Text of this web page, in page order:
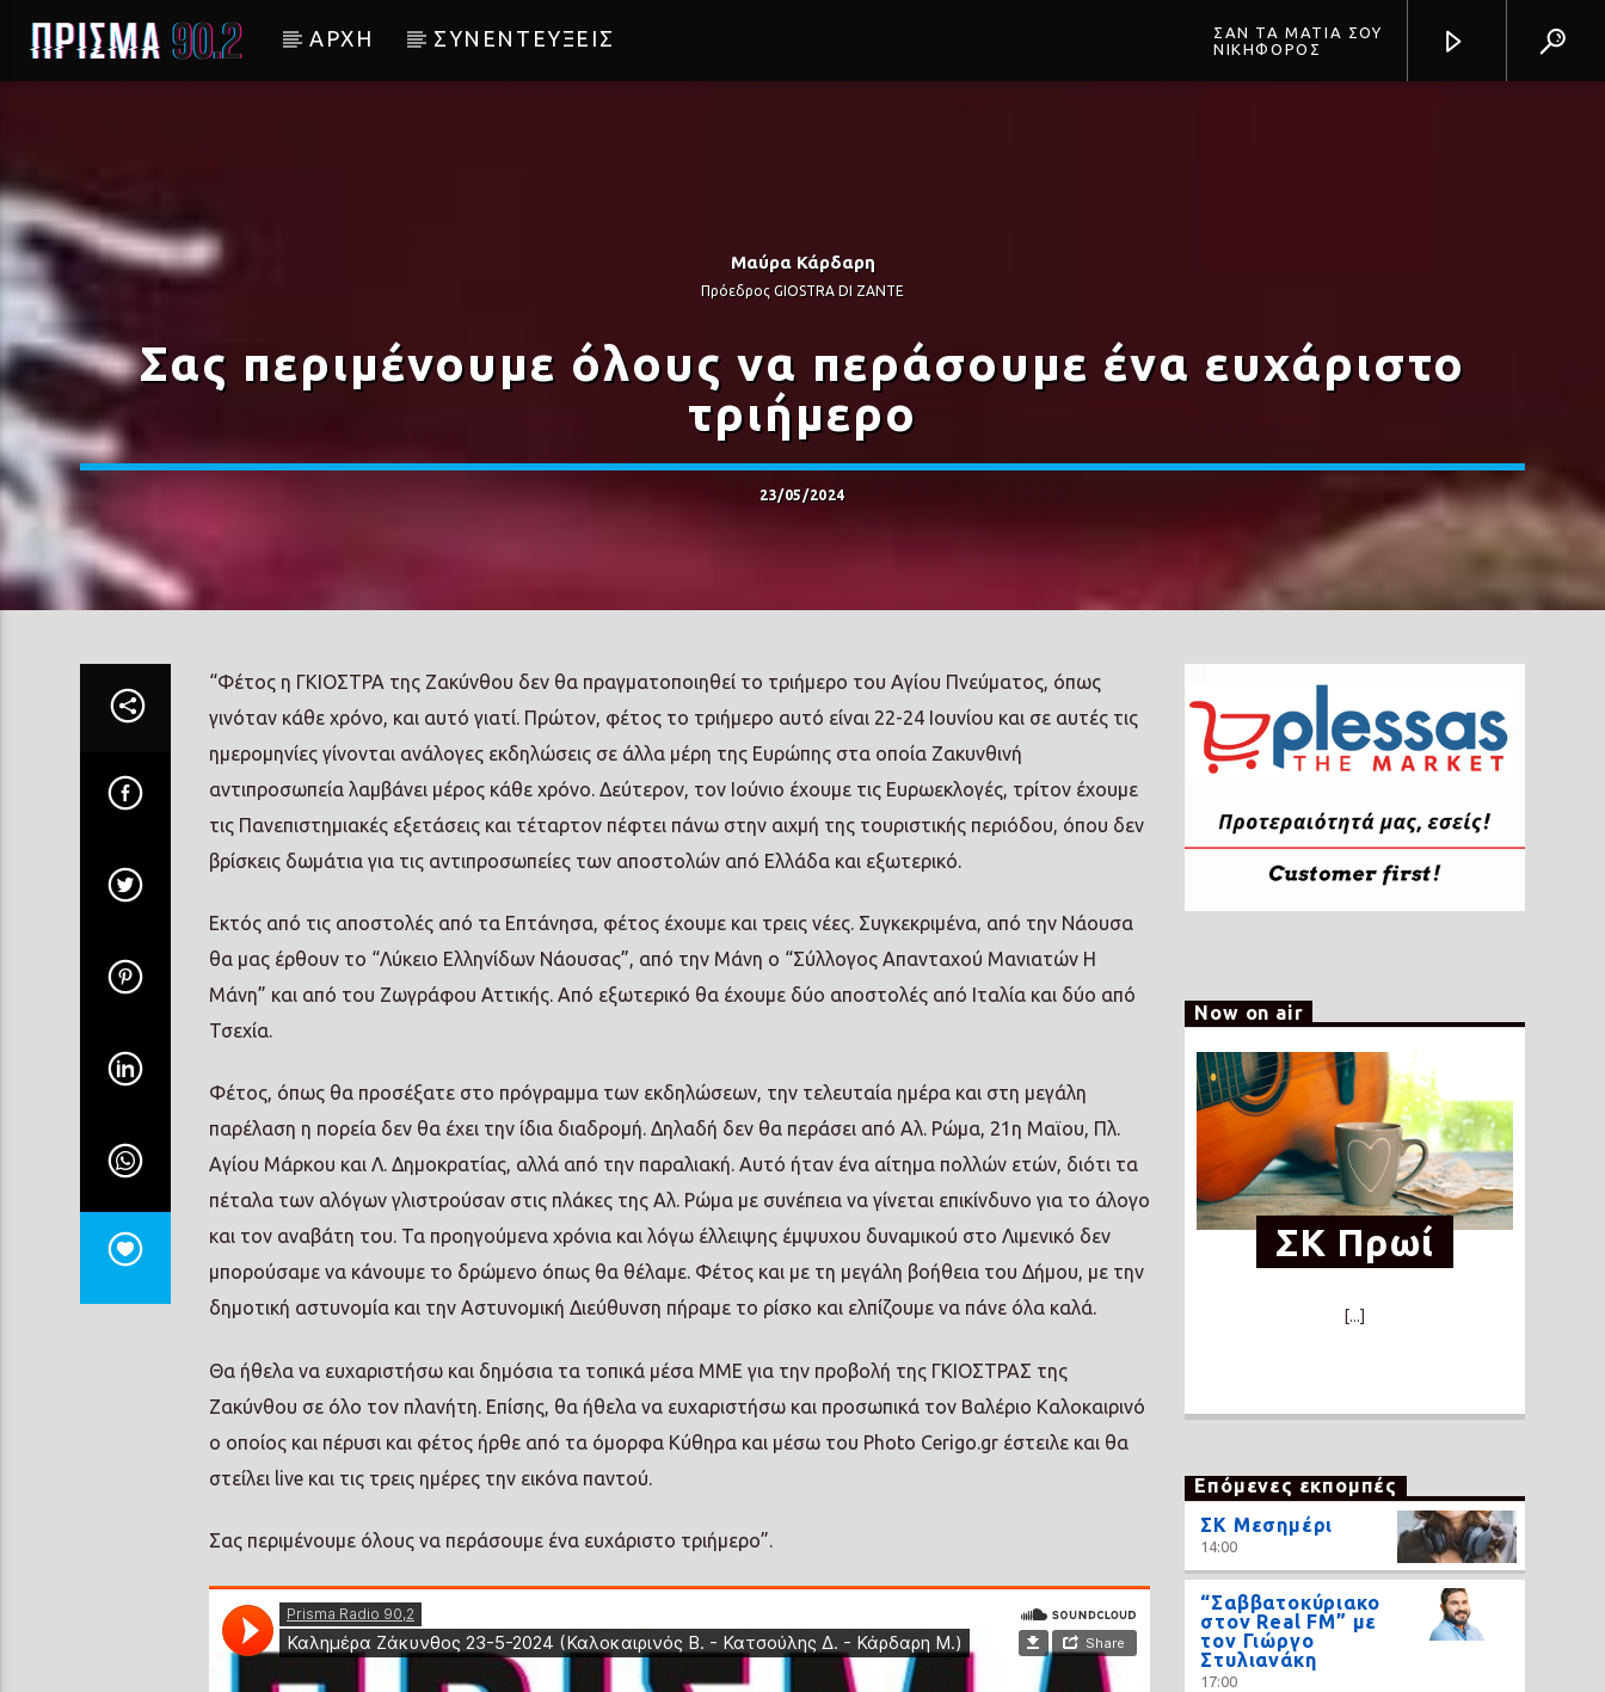
ΑΡΧΗ ΣΥΝΕΝΤΕΥΞΕΙΣ
ΣΑΝ ΤΑ ΜΑΤΙΑ ΣΟΥ
ΝΙΚΗΦΟΡΟΣ
Μαύρα Κάρδαρη
Πρόεδρος GIOSTRA DI ZANTE
Σας περιμένουμε όλους να περάσουμε ένα ευχάριστο
τριήμερο
23/05/2024
“Φέτος η ΓΚΙΟΣΤΡΑ της Ζακύνθου δεν θα πραγματοποιηθεί το τριήμερο του Αγίου Πνεύματος, όπως
γινόταν κάθε χρόνο, και αυτό γιατί. Πρώτον, φέτος το τριήμερο αυτό είναι 22-24 Ιουνίου και σε αυτές τις
ημερομηνίες γίνονται ανάλογες εκδηλώσεις σε άλλα μέρη της Ευρώπης στα οποία Ζακυνθινή
αντιπροσωπεία λαμβάνει μέρος κάθε χρόνο. Δεύτερον, τον Ιούνιο έχουμε τις Ευρωεκλογές, τρίτον έχουμε
τις Πανεπιστημιακές εξετάσεις και τέταρτον πέφτει πάνω στην αιχμή της τουριστικής περιόδου, όπου δεν
βρίσκεις δωμάτια για τις αντιπροσωπείες των αποστολών από Ελλάδα και εξωτερικό.
Εκτός από τις αποστολές από τα Επτάνησα, φέτος έχουμε και τρεις νέες. Συγκεκριμένα, από την Νάουσα
θα μας έρθουν το “Λύκειο Ελληνίδων Νάουσας”, από την Μάνη ο “Σύλλογος Απανταχού Μανιατών Η
Μάνη” και από του Ζωγράφου Αττικής. Από εξωτερικό θα έχουμε δύο αποστολές από Ιταλία και δύο από
Τσεχία.
Φέτος, όπως θα προσέξατε στο πρόγραμμα των εκδηλώσεων, την τελευταία ημέρα και στη μεγάλη
παρέλαση η πορεία δεν θα έχει την ίδια διαδρομή. Δηλαδή δεν θα περάσει από Αλ. Ρώμα, 21η Μαϊου, Πλ.
Αγίου Μάρκου και Λ. Δημοκρατίας, αλλά από την παραλιακή. Αυτό ήταν ένα αίτημα πολλών ετών, διότι τα
πέταλα των αλόγων γλιστρούσαν στις πλάκες της Αλ. Ρώμα με συνέπεια να γίνεται επικίνδυνο για το άλογο
και τον αναβάτη του. Τα προηγούμενα χρόνια και λόγω έλλειψης έμψυχου δυναμικού στο Λιμενικό δεν
μπορούσαμε να κάνουμε το δρώμενο όπως θα θέλαμε. Φέτος και με τη μεγάλη βοήθεια του Δήμου, με την
δημοτική αστυνομία και την Αστυνομική Διεύθυνση πήραμε το ρίσκο και ελπίζουμε να πάνε όλα καλά.
Θα ήθελα να ευχαριστήσω και δημόσια τα τοπικά μέσα ΜΜΕ για την προβολή της ΓΚΙΟΣΤΡΑΣ της
Ζακύνθου σε όλο τον πλανήτη. Επίσης, θα ήθελα να ευχαριστήσω και προσωπικά τον Βαλέριο Καλοκαιρινό
ο οποίος και πέρυσι και φέτος ήρθε από τα όμορφα Κύθηρα και μέσω του Photo Cerigo.gr έστειλε και θα
στείλει live και τις τρεις ημέρες την εικόνα παντού.
Σας περιμένουμε όλους να περάσουμε ένα ευχάριστο τριήμερο”.
Now on air
ΣΚ Πρωί
[...]
Επόμενες εκπομπές
ΣΚ Μεσημέρι
14:00
“Σαββατοκύριακο
στον Real FM” με
τον Γιώργο
Στυλιανάκη
17:00